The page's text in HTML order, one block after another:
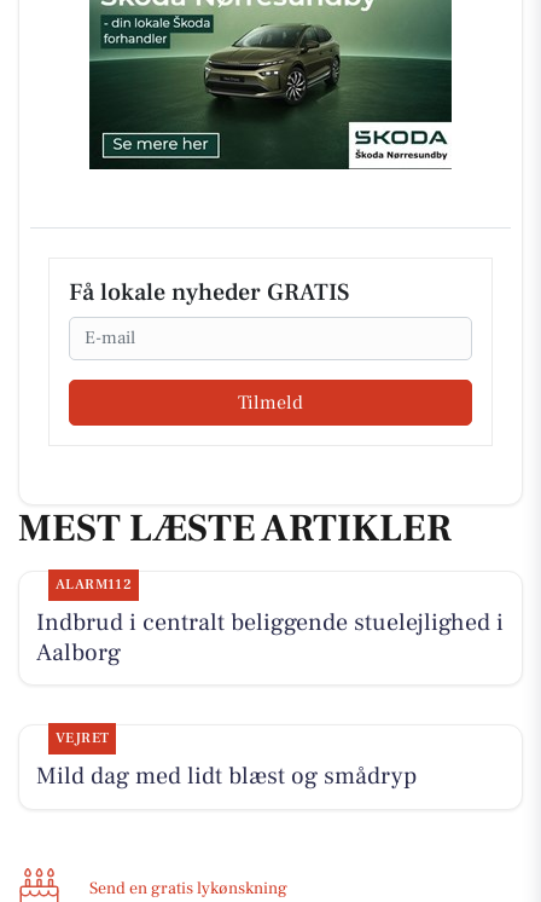
Få lokale nyheder GRATIS
Email
Tilmeld
MEST LÆSTE ARTIKLER
ALARM112
Indbrud i centralt beliggende stuelejlighed i
Aalborg
VEJRET
Mild dag med lidt blæst og smådryp
Send en gratis lykønskning